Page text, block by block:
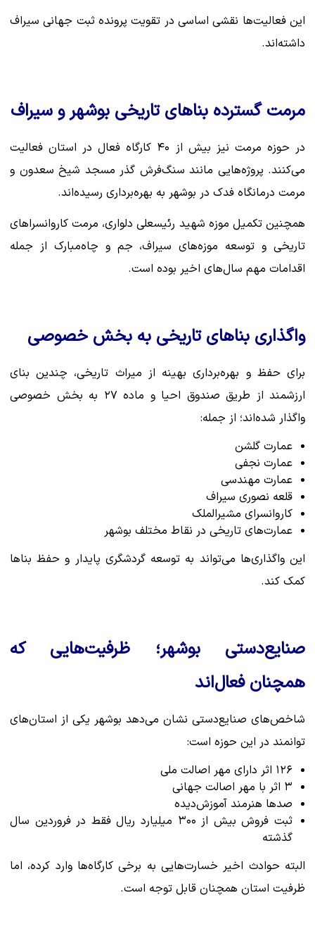
این فعالیت‌ها نقشی اساسی در تقویت پرونده ثبت جهانی سیراف
داشته‌اند.
مرمت گسترده بناهای تاریخی بوشهر و سیراف
در حوزه مرمت نیز بیش از ۴۰ کارگاه فعال در استان فعالیت
می‌کنند. پروژه‌هایی مانند سنگ‌فرش گذر مسجد شیخ سعدون و
مرمت درمانگاه فدک در بوشهر به بهره‌برداری رسیده‌اند.
همچنین تکمیل موزه شهید رئیسعلی دلواری، مرمت کاروانسراهای
تاریخی و توسعه موزه‌های سیراف، جم و چاه‌مبارک از جمله
اقدامات مهم سال‌های اخیر بوده است.
واگذاری بناهای تاریخی به بخش خصوصی
برای حفظ و بهره‌برداری بهینه از میراث تاریخی، چندین بنای
ارزشمند از طریق صندوق احیا و ماده ۲۷ به بخش خصوصی
واگذار شده‌اند؛ از جمله:
عمارت گلشن
عمارت نجفی
عمارت مهندسی
قلعه نصوری سیراف
کاروانسرای مشیرالملک
عمارت‌های تاریخی در نقاط مختلف بوشهر
این واگذاری‌ها می‌تواند به توسعه گردشگری پایدار و حفظ بناها
کمک کند.
صنایع‌دستی بوشهر؛ ظرفیت‌هایی که
همچنان فعال‌اند
شاخص‌های صنایع‌دستی نشان می‌دهد بوشهر یکی از استان‌های
توانمند در این حوزه است:
۱۲۶ اثر دارای مهر اصالت ملی
۳ اثر با مهر اصالت جهانی
صدها هنرمند آموزش‌دیده
ثبت فروش بیش از ۳۰۰ میلیارد ریال فقط در فروردین سال
گذشته
البته حوادث اخیر خسارت‌هایی به برخی کارگاه‌ها وارد کرده، اما
ظرفیت استان همچنان قابل توجه است.